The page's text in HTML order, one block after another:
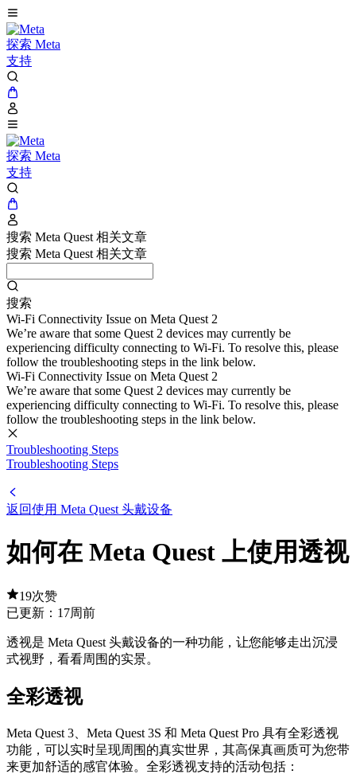
探索 Meta
支持
探索 Meta
支持
搜索 Meta Quest 相关文章
搜索 Meta Quest 相关文章
搜索
Wi-Fi Connectivity Issue on Meta Quest 2
We’re aware that some Quest 2 devices may currently be
experiencing difficulty connecting to Wi-Fi. To resolve this, please
follow the troubleshooting steps in the link below.
Wi-Fi Connectivity Issue on Meta Quest 2
We’re aware that some Quest 2 devices may currently be
experiencing difficulty connecting to Wi-Fi. To resolve this, please
follow the troubleshooting steps in the link below.
Troubleshooting Steps
Troubleshooting Steps
返回使用 Meta Quest 头戴设备
如何在 Meta Quest 上使用透视
19次赞
已更新： 17周前
透视是 Meta Quest 头戴设备的一种功能，让您能够走出沉浸
式视野，看看周围的实景。
全彩透视
Meta Quest 3、Meta Quest 3S 和 Meta Quest Pro 具有全彩透视
功能，可以实时呈现周围的真实世界，其高保真画质可为您带
来更加舒适的感官体验。全彩透视支持的活动包括：